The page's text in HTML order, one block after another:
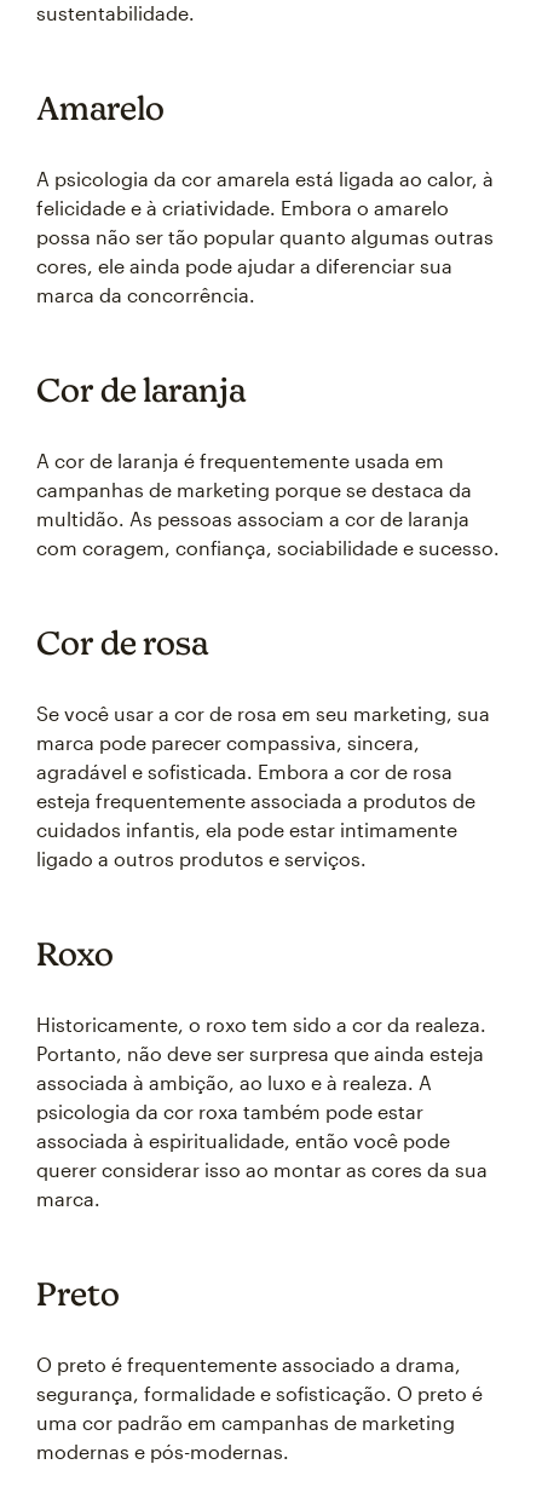
sustentabilidade.
Amarelo
A psicologia da cor amarela está ligada ao calor, à
felicidade e à criatividade. Embora o amarelo
possa não ser tão popular quanto algumas outras
cores, ele ainda pode ajudar a diferenciar sua
marca da concorrência.
Cor de laranja
A cor de laranja é frequentemente usada em
campanhas de marketing porque se destaca da
multidão. As pessoas associam a cor de laranja
com coragem, confiança, sociabilidade e sucesso.
Cor de rosa
Se você usar a cor de rosa em seu marketing, sua
marca pode parecer compassiva, sincera,
agradável e sofisticada. Embora a cor de rosa
esteja frequentemente associada a produtos de
cuidados infantis, ela pode estar intimamente
ligado a outros produtos e serviços.
Roxo
Historicamente, o roxo tem sido a cor da realeza.
Portanto, não deve ser surpresa que ainda esteja
associada à ambição, ao luxo e à realeza. A
psicologia da cor roxa também pode estar
associada à espiritualidade, então você pode
querer considerar isso ao montar as cores da sua
marca.
Preto
O preto é frequentemente associado a drama,
segurança, formalidade e sofisticação. O preto é
uma cor padrão em campanhas de marketing
modernas e pós-modernas.